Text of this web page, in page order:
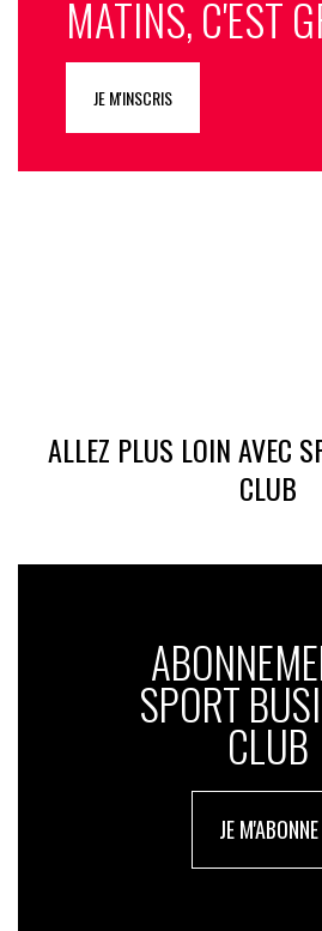
MATINS, C'EST
JE M'INSCRIS
ALLEZ PLUS LOIN AVEC
CLUB
SPORT
CLUB
JE M'ABONNE